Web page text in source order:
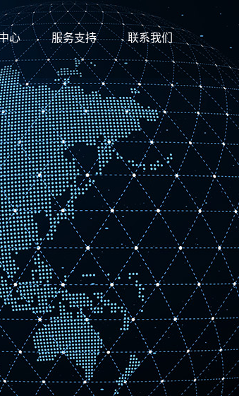
心 服务支持 联系我们